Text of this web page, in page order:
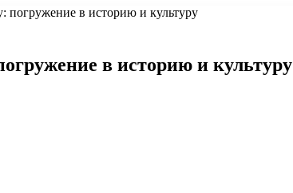
погружение в историю и культуру
в историю и культуру